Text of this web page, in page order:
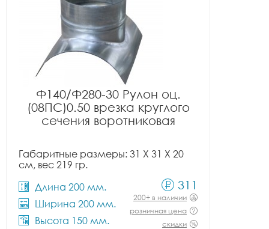
Ф140/Ф280-30 Рулон оц.
(08ПС)0.50 врезка круглого
сечения воротниковая
Габаритные размеры: 31 X 31 X 20
см, вес 219 гр.
Длина 200 мм.
Ширина 200 мм.
Высота 150 мм.
311
200+ в наличии
розничная цена
скидки